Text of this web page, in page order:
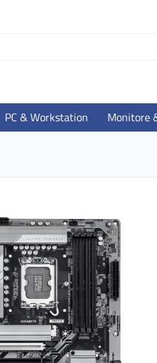
PC & Workstation Monitore